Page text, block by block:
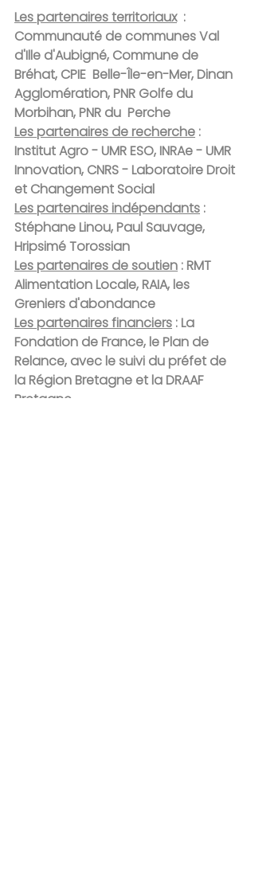
Les partenaires territoriaux
  :
Communauté de communes Val
d'Ille d'Aubigné, Commune de
Bréhat, CPIE  Belle-Île-en-Mer, Dinan
Agglomération, PNR Golfe du
Morbihan, PNR du  Perche
Les partenaires de recherche :
Institut Agro - UMR ESO, INRAe - UMR
Innovation, CNRS - Laboratoire Droit
et Changement Social
Les partenaires indépendants :
Stéphane Linou, Paul Sauvage,
Hripsimé Torossian
Les partenaires de soutien : RMT
Alimentation Locale, RAIA, les
Greniers d'abondance
Les partenaires financiers : La
Fondation de France, le Plan de
Relance, avec le suivi du préfet de
la Région Bretagne et la DRAAF
Bretagne